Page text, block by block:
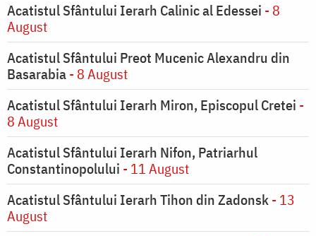
Acatistul Sfântului Ierarh Calinic al Edessei - 8
August
Acatistul Sfântului Preot Mucenic Alexandru din
Basarabia- 8 August
Acatistul Sfântului Ierarh Miron, Episcopul Cretei -
8 August
Acatistul Sfântului Ierarh Nifon, Patriarhul
Constantinopolului - 11 August
Acatistul Sfântului Ierarh Tihon din Zadonsk- 13
August